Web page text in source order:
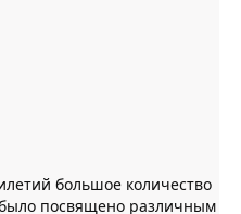
большое количество
было посвящено различным